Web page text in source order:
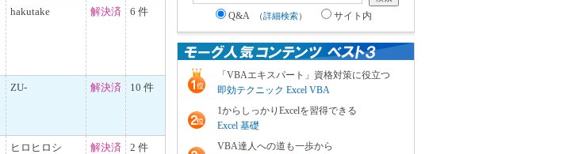
hakutake 解決済 6 件
ZU- 解決済 10 件
ヒロヒロシ 解決済 2 件
Q&A （詳細検索） サイト内
「VBAエキスパート」資格対策に役立つ
即効テクニック Excel VBA
1からしっかりExcelを習得できる
Excel 基礎
VBA達人への道も一歩から